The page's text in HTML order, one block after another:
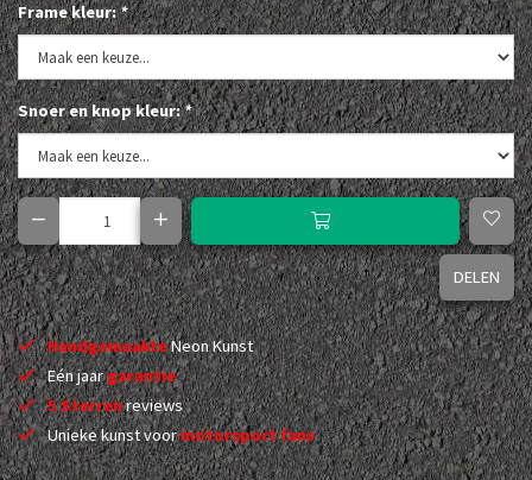
Frame kleur:*
Snoer en knop kleur:*
DELEN
HandgemaakteNeon Kunst
Eén jaargarantie
5 Sterrenreviews
Unieke kunst voormotorsport fans